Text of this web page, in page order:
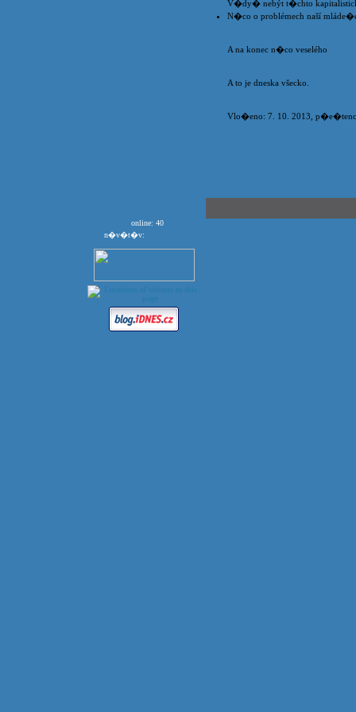
V�dy� nebýt t�chto
N�co o problémech naší
A na konec n�co veselého
A to je dneska všecko.
Vlo�eno: 7. 10. 2013, p�e�teno
online: 40
n�v�t�v: